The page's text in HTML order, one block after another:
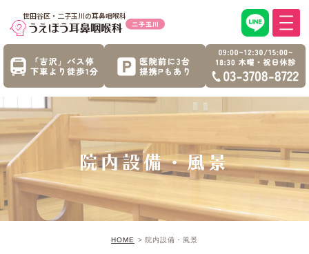
世田谷区・二子玉川の耳鼻咽喉科
院内設備・風景
HOME 院内設備・風景